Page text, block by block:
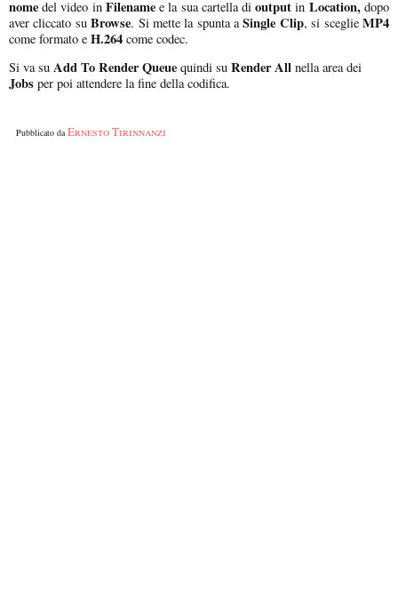
nome del video in Filenamee la sua cartella dioutput in Location, dopo
aver cliccato suBrowse. Si mette la spunta aSingle Clip, si sceglieMP4
come formato e H.264 come codec.
Si va su Add To Render Queue quindi su Render All nella area dei
Jobs per poi attendere la fine della codifica.
Pubblicato daErnesto Tirinnanzi